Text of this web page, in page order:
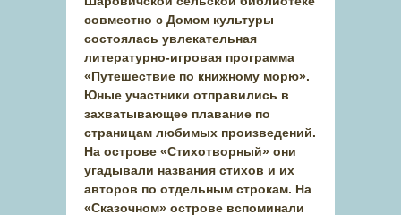
совместно с Домом культуры
состоялась увлекательная
литературно-игровая программа
«Путешествие по книжному морю».
Юные участники отправились в
захватывающее плавание по
страницам любимых произведений.
На острове «Стихотворный» они
угадывали названия стихов и их
авторов по отдельным строкам. На
«Сказочном» острове вспоминали